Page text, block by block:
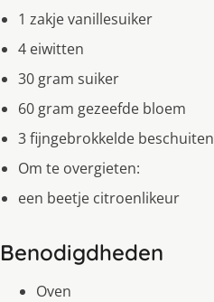
1 zakje vanillesuiker
4 eiwitten
30 gram suiker
60 gram gezeefde bloem
3 fijngebrokkelde beschuiten
Om te overgieten:
een beetje citroenlikeur
Benodigdheden
Oven